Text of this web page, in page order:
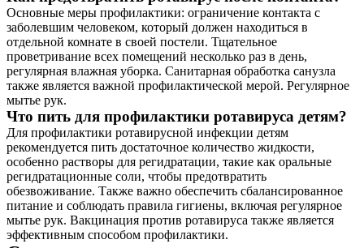
Основные меры профилактики: ограничение контакта с
заболевшим человеком, который должен находиться в
отдельной комнате в своей постели. Тщательное
проветривание всех помещений несколько раз в день,
регулярная влажная уборка. Санитарная обработка санузла
также является важной профилактической мерой. Регулярное
мытье рук.
Что пить для профилактики ротавируса детям?
Для профилактики ротавирусной инфекции детям
рекомендуется пить достаточное количество жидкости,
особенно растворы для регидратации, такие как оральные
регидратационные соли, чтобы предотвратить
обезвоживание. Также важно обеспечить сбалансированное
питание и соблюдать правила гигиены, включая регулярное
мытье рук. Вакцинация против ротавируса также является
эффективным способом профилактики.